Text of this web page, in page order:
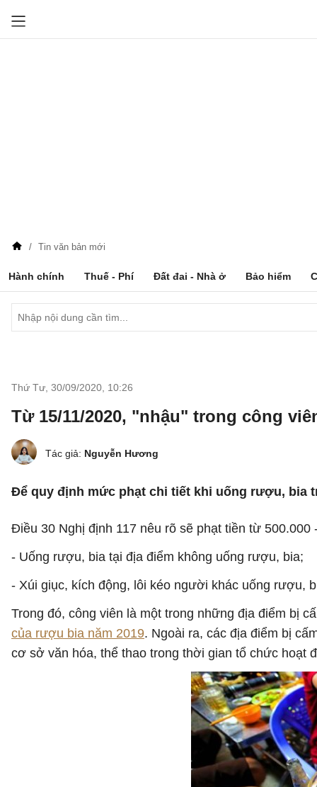
Tin văn bản mới
Hành chính Thuế - Phí Đất đai - Nhà ở Bảo hiểm
Thứ Tư, 30/09/2020 10:26
Từ 15/11/2020, "nhậu" trong công
Tác giả: Nguyễn Hương
Để quy định mức phạt chi tiết khi uống rượu, bia
Điều 30 Nghị định 117 nêu rõ sẽ phạt tiền từ 500.000
- Uống rượu, bia tại địa điểm không uống rượu, bia;
- Xúi giục, kích động, lôi kéo người khác uống rượu,
Trong đó, công viên là một trong những địa điểm bị
của rượu bia năm 2019. Ngoài ra, các địa điểm bị
cơ sở văn hóa, thể thao trong thời gian tổ chức